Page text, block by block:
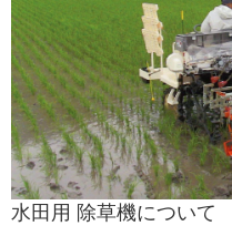
製品
水田用 除草機について